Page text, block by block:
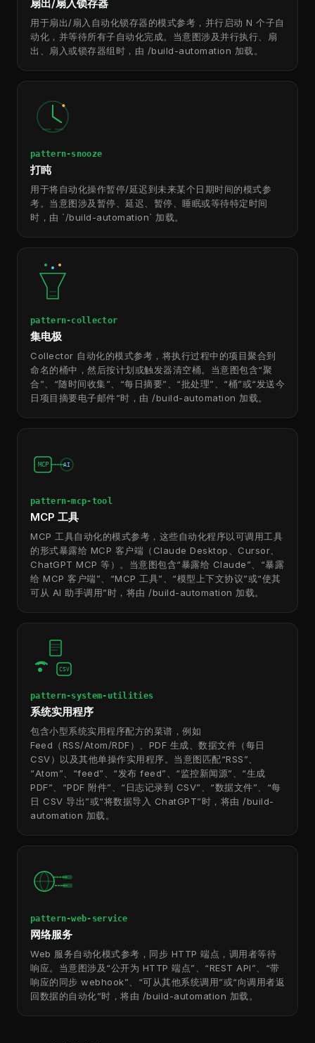
扇出/扇入锁存器
用于扇出/扇入自动化锁存器的模式参考，并行启动 N 个子自
动化，并等待所有子自动化完成。当意图涉及并行执行、扇
出、扇入或锁存器组时，由 /build-automation 加载。
pattern-snooze
打盹
用于将自动化操作暂停/延迟到未来某个日期时间的模式参
考。当意图涉及暂停、延迟、暂停、睡眠或等待特定时间
时，由 `/build-automation` 加载。
pattern-collector
集电极
Collector 自动化的模式参考，将执行过程中的项目聚合到
命名的桶中，然后按计划或触发器清空桶。当意图包含“聚
合”、“随时间收集”、“每日摘要”、“批处理”、“桶”或“发送今
日项目摘要电子邮件”时，由 /build-automation 加载。
MCP AI
pattern-mcp-tool
MCP 工具
MCP 工具自动化的模式参考，这些自动化程序以可调用工具
的形式暴露给 MCP 客户端（Claude Desktop、Cursor、
ChatGPT MCP 等）。当意图包含“暴露给 Claude”、“暴露
给 MCP 客户端”、“MCP 工具”、“模型上下文协议”或“使其
可从 AI 助手调用”时，将由 /build-automation 加载。
CSV
pattern-system-utilities
系统实用程序
包含小型系统实用程序配方的菜谱，例如
Feed（RSS/Atom/RDF）、PDF 生成、数据文件（每日
CSV）以及其他单操作实用程序。当意图匹配“RSS”、
“Atom”、“feed”、“发布 feed”、“监控新闻源”、“生成
PDF”、“PDF 附件”、“日志记录到 CSV”、“数据文件”、“每
日 CSV 导出”或“将数据导入 ChatGPT”时，将由 /build-
automation 加载。
pattern-web-service
网络服务
Web 服务自动化模式参考，同步 HTTP 端点，调用者等待
响应。当意图涉及“公开为 HTTP 端点”、“REST API”、“带
响应的同步 webhook”、“可从其他系统调用”或“向调用者返
回数据的自动化”时，将由 /build-automation 加载。